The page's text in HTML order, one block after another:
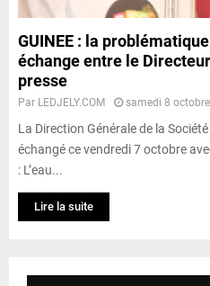
GUINEE : la
échange entre le
presse
Par LEDJELY.COM samedi 8
La Direction Générale de la
échangé ce vendredi 7 octobre
: L’eau...
Lire la suite